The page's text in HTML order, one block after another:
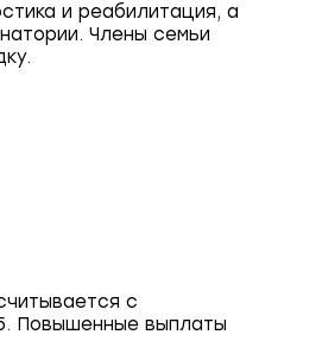
и реабилитация, а
Члены семьи
с
Повышенные выплаты